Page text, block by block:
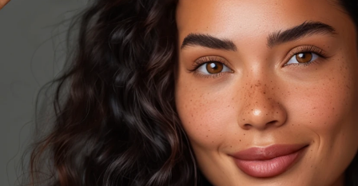
Профиль пользователя
Мои приборы
Мои заказы
Мои адреса
Мои подписки
FAQ™ Pure Beauty-Tech Elixir
BREAKING NEWS
issa™ Teeth Whitening Set
Deutsch
Español
Français
Italiano
Português
Polski
Svenska
Русский
Türkçe
简体中文 繁體中文